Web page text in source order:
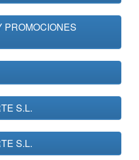
S.L.
S.L.